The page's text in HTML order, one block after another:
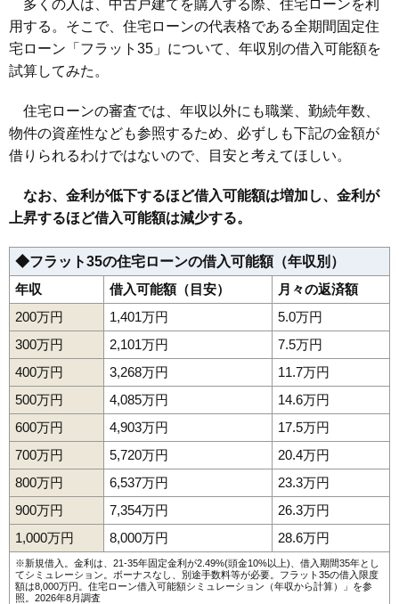
多くの人は、中古戸建てを購入する際、住宅ローンを利
用する。そこで、住宅ローンの代表格である全期間固定住
宅ローン「フラット35」について、年収別の借入可能額を
試算してみた。
住宅ローンの審査では、年収以外にも職業、勤続年数、
物件の資産性なども参照するため、必ずしも下記の金額が
借りられるわけではないので、目安と考えてほしい。
なお、金利が低下するほど借入可能額は増加し、金利が
上昇するほど借入可能額は減少する。
◆フラット35の住宅ローンの借入可能額（年収別）
年収
借入可能額（目安）
月々の返済額
200万円
1,401万円
5.0万円
300万円
2,101万円
7.5万円
400万円
3,268万円
11.7万円
500万円
4,085万円
14.6万円
600万円
4,903万円
17.5万円
700万円
5,720万円
20.4万円
800万円
6,537万円
23.3万円
900万円
7,354万円
26.3万円
1,000万円
8,000万円 28.6万円
※新規借入。金利は、21-35年固定金利が2.49%(頭金10%以上)、借入期間35年とし
てシミュレーション。ボーナスなし、別途手数料等が必要。フラット35の借入限度
額は8,000万円。 住宅ローン借入可能額シミュレーション（年収から計算）
」を参
照。2026年8月調査